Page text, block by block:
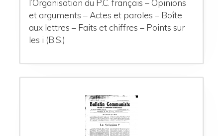
l’Organisation du P.C. français – Opinions
et arguments – Actes et paroles – Boîte
aux lettres – Faits et chiffres – Points sur
les i (B.S.)